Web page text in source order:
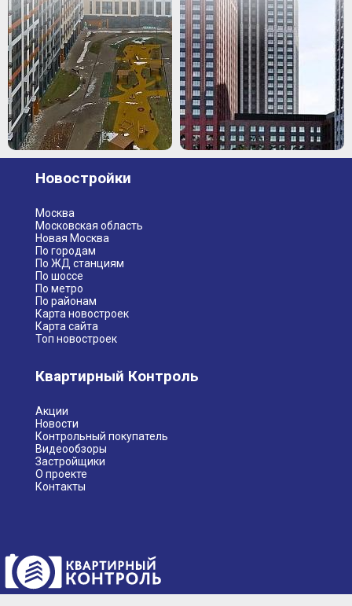
Новостройки
Москва
Московская область
Новая Москва
По городам
По ЖД станциям
По шоссе
По метро
По районам
Карта новостроек
Карта сайта
Топ новостроек
Квартирный Контроль
Акции
Новости
Контрольный покупатель
Видеообзоры
Застройщики
О проекте
Контакты